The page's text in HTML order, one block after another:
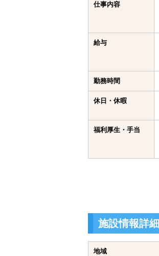
仕事内容
給与
勤務時間
休日・休暇
福利厚生・手当
施設情報詳細
地域